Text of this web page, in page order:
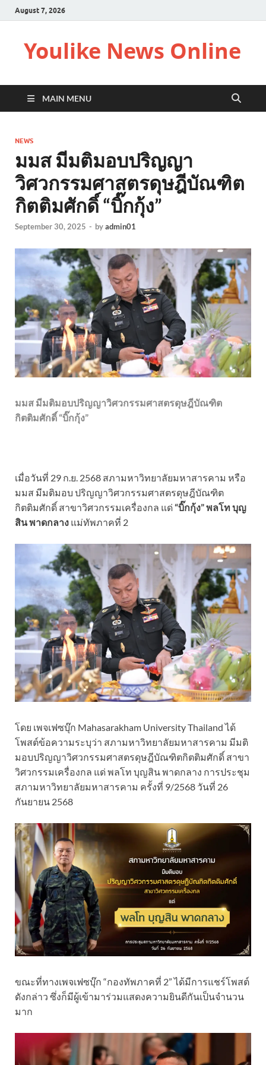
August 7, 2026
Youlike News Online
MAIN MENU
NEWS
มมส มีมติมอบปริญญา
วิศวกรรมศาสตรดุษฎีบัณฑิต
กิตติมศักดิ์ “บิ๊กกุ้ง”
September 30, 2025 - byadmin01
มมส มีมติมอบปริญญาวิศวกรรมศาสตรดุษฎีบัณฑิต
กิตติมศักดิ์ “บิ๊กกุ้ง”
เมื่อวันที่ 29 ก.ย. 2568 สภามหาวิทยาลัยมหาสารคาม หรือ
มมส มีมติมอบ ปริญญาวิศวกรรมศาสตรดุษฎีบัณฑิต
กิตติมศักดิ์ สาขาวิศวกรรมเครื่องกล แด่“บิ๊กกุ้ง”พลโท บุญ
สิน พาดกลาง แม่ทัพภาคที่ 2
โดย เพจเฟซบุ๊ก Mahasarakham University Thailand ได้
โพสต์ข้อความระบุว่า สภามหาวิทยาลัยมหาสารคาม มีมติ
มอบปริญญาวิศวกรรมศาสตรดุษฎีบัณฑิตกิตติมศักดิ์ สาขา
วิศวกรรมเครื่องกล แด่ พลโท บุญสิน พาดกลาง การประชุม
สภามหาวิทยาลัยมหาสารคาม ครั้งที่ 9/2568 วันที่ 26
กันยายน 2568
ขณะที่ทางเพจเฟซบุ๊ก “กองทัพภาคที่ 2” ได้มีการแชร์โพสต์
ดังกล่าว ซึ่งก็มีผู้เข้ามาร่วมแสดงความยินดีกันเป็นจำนวน
มาก